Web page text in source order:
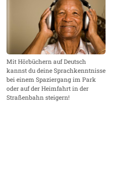
Mit Hörbüchern auf Deutsch
kannst du deine Sprachkenntnisse
bei einem Spaziergang im Park
oder auf der Heimfahrt in der
Straßenbahn steigern!